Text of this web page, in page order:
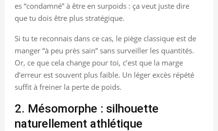
es “condamné” à être en surpoids : ça veut juste dire
que tu dois être plus stratégique.
Si tu te reconnais dans ce cas, le piège classique est de
manger “à peu près sain” sans surveiller les quantités.
Or, ce que cela change pour toi, c’est que la marge
d’erreur est souvent plus faible. Un léger excès répété
suffit à freiner la perte de poids.
2. Mésomorphe : silhouette
naturellement athlétique